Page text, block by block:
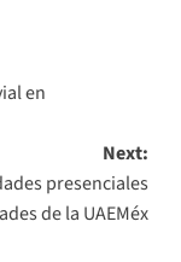
en
Next:
presenciales
de la UAEMéx